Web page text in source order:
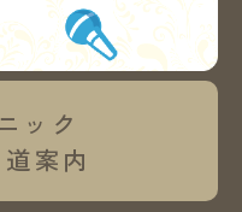
ック
道案内